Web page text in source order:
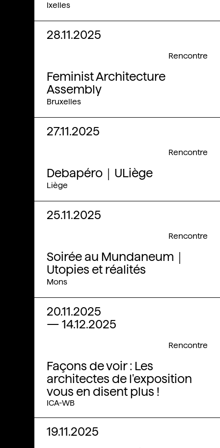
Ixelles
28.11.2025
Feminist Architecture
Assembly
Rencontre
Bruxelles
27.11.2025
Debapéro｜ULiège
Rencontre
Liège
25.11.2025
Soirée au Mundaneum｜
Utopies et réalités
Rencontre
Mons
20.11.2025
— 14.12.2025
Façons de voir : Les
architectes de l'exposition
vous en disent plus !
Rencontre
ICA-WB
19.11.2025